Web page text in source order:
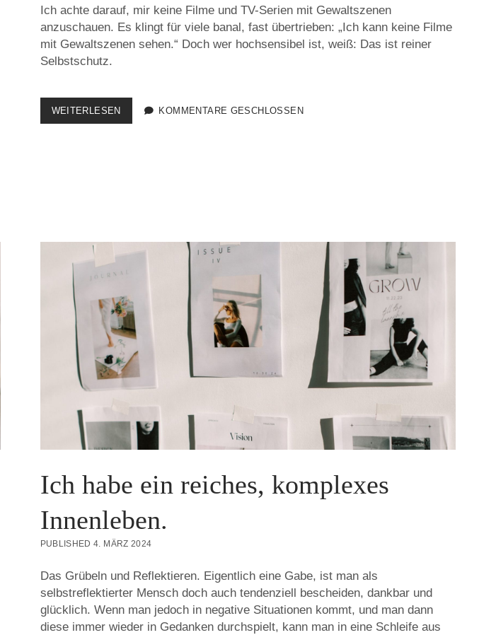
Ich achte darauf, mir keine Filme und TV-Serien mit Gewaltszenen
anzuschauen. Es klingt für viele banal, fast übertrieben: „Ich kann keine Filme
mit Gewaltszenen sehen.“ Doch wer hochsensibel ist, weiß: Das ist reiner
Selbstschutz.
WEITERLESENICH
ACHTE
GEWALTSZENEN
ANZUSCHAUEN
KOMMENTARE GESCHLOSSEN
Ich habe ein reiches, komplexes
Innenleben.
PUBLISHED 4. MÄRZ 2024
Das Grübeln und Reflektieren. Eigentlich eine Gabe, ist man als
selbstreflektierter Mensch doch auch tendenziell bescheiden, dankbar und
glücklich. Wenn man jedoch in negative Situationen kommt, und man dann
diese immer wieder in Gedanken durchspielt, kann man in eine Schleife aus